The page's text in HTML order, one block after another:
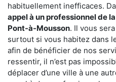
habituellement inefficaces.
appel à un professionnel de
Pont-à-Mousson. Il vous
surtout si vous habitez dans
afin de bénéficier de nos
ressentir, il n’est pas
déplacer d’une ville à une